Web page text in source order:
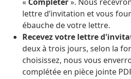
lettre d’invitation et vous
ébauche de votre lettre.
Recevez votre lettre
deux à trois jours, selon la
choisissez, nous vous
complétée en pièce jointe